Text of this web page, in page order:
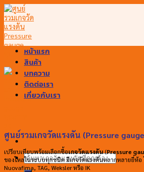
Skip
to
content
ค้นหา:
หน้าแรก
สินค้า
บทความ
ติดต่อเรา
เกี่ยวกับเรา
ศูนย์รวมเกจวัดแรงดัน (Pressure
เปรียบเทียบพร้อมเลือกซื้อเกจวัดแรงดัน(Pressure
ของไหลในระบบทุกชนิด มีเกจวัดแรงดันหลากหลายยี่ห้อ
Nuovafima, TAG, Weksler หรือ IK